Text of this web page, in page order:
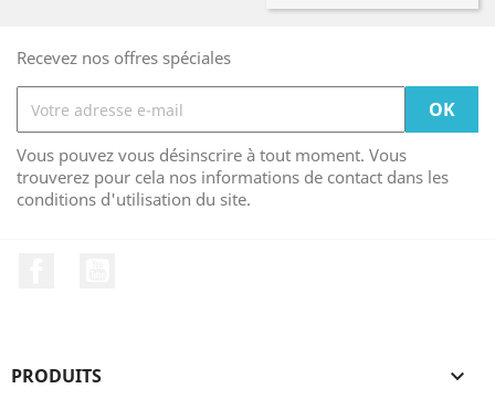
Recevez nos offres spéciales
Vous pouvez vous désinscrire à tout moment. Vous
trouverez pour cela nos informations de contact dans les
conditions d'utilisation du site.
PRODUITS 